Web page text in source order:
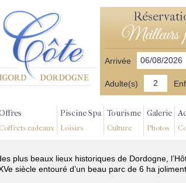
Meilleurs
Arrivée
Adulte(s)
Coffrets cadeaux
Piscine Spa
Loisirs
Tourisme
Culture
Galerie
Photos
plus beaux lieux historiques de Dordogne,
siècle entouré d’un beau parc de 6 ha